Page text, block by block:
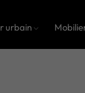
urbain